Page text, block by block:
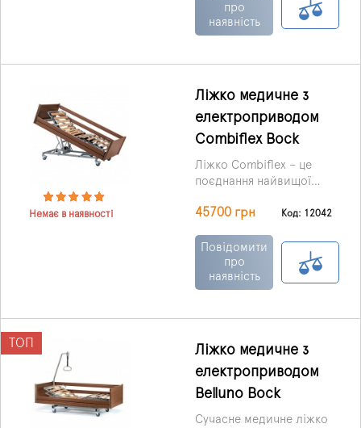
електромоторам.
про
наявність
Немає в наявності
Ліжко медичне з
електроприводом
Combiflex Bock
Ліжко Combiflex – це
поєднання найвищої
комфорту та легкості у
45700 грн Код: 12042
Повідомити
про
наявність
ТОП
Ліжко медичне з
електроприводом
Belluno Bock
Сучасне медичне ліжко